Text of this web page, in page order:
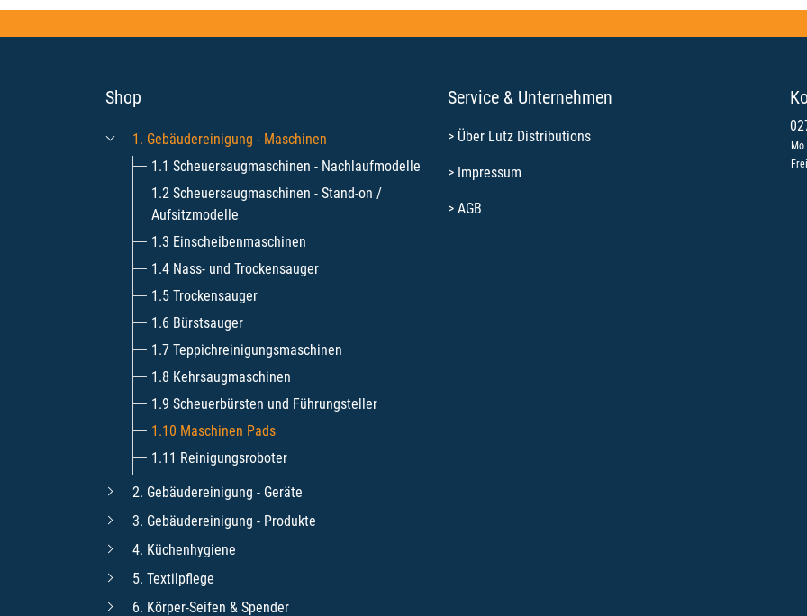
Shop
1. Gebäudereinigung - Maschinen
1.1 Scheuersaugmaschinen - Nachlaufmodelle
1.2 Scheuersaugmaschinen - Stand-on /
Aufsitzmodelle
1.3 Einscheibenmaschinen
1.4 Nass- und Trockensauger
1.5 Trockensauger
1.6 Bürstsauger
1.7 Teppichreinigungsmaschinen
1.8 Kehrsaugmaschinen
1.9 Scheuerbürsten und Führungsteller
1.10 Maschinen Pads
1.11 Reinigungsroboter
2. Gebäudereinigung - Geräte
3. Gebäudereinigung - Produkte
4. Küchenhygiene
5. Textilpflege
6. Körper-Seifen & Spender
Service & Unternehmen
> Über Lutz Distributions
> Impressum
> AGB
Mo